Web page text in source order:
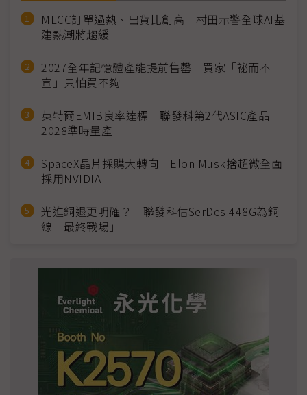
MLCC訂單過熱、出貨比創高 村田示警全球AI基
建熱潮將趨緩
2027全年記憶體產能提前售罄 買家「祕而不
宣」只怕買不夠
英特爾EMIB良率達標 聯發科第2代ASIC產品
2028準時量產
SpaceX晶片採購大轉向 Elon Musk捨超微全面
採用NVIDIA
光進銅退更明確？ 聯發科估SerDes 448G為銅
線「最終戰場」